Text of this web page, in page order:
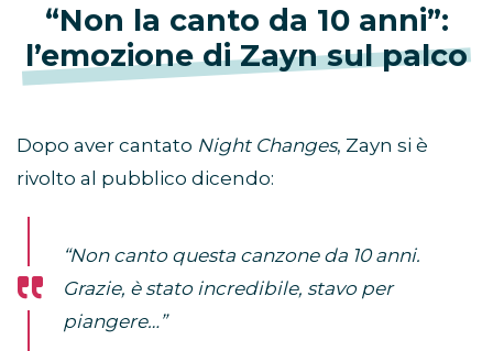
“Non la canto da 10 anni”:
l’emozione di Zayn sul palco
Dopo aver cantato Night Changes, Zayn si è
rivolto al pubblico dicendo:
“Non canto questa canzone da 10 anni.
Grazie, è stato incredibile, stavo per
piangere…”